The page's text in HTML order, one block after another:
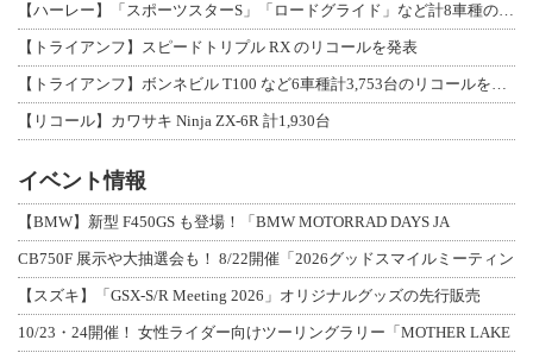
【ハーレー】「スポーツスターS」「ロードグライド」など計8車種のリコールを発表
【トライアンフ】スピードトリプル RX のリコールを発表
【トライアンフ】ボンネビル T100 など6車種計3,753台のリコールを発表
【リコール】カワサキ Ninja ZX-6R 計1,930台
イベント情報
【BMW】新型 F450GS も登場！「BMW MOTORRAD DAYS JA
CB750F 展示や大抽選会も！ 8/22開催「2026グッドスマイルミーティン
【スズキ】「GSX-S/R Meeting 2026」オリジナルグッズの先行販売
10/23・24開催！ 女性ライダー向けツーリングラリー「MOTHER LAKE